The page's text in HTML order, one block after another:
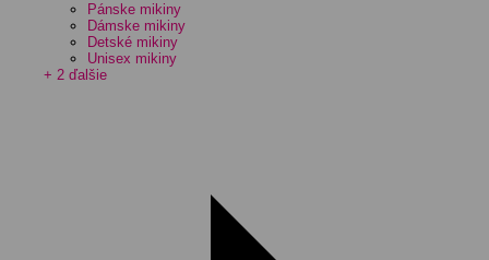
Pánske mikiny
Dámske mikiny
Detské mikiny
Unisex mikiny
+ 2 ďalšie